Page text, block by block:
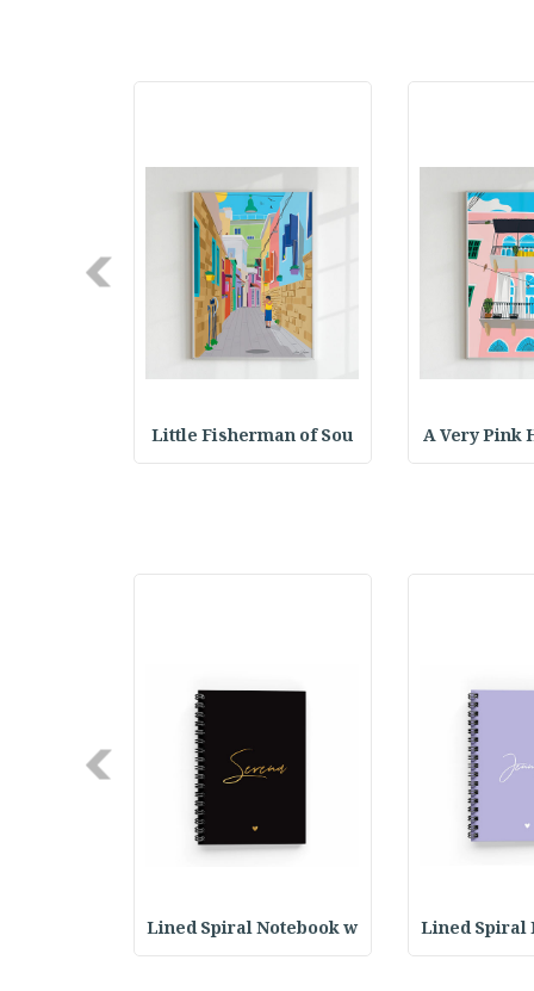
A Very Pink
Little Fisherman of Sou
Next
Lined Spiral
Lined Spiral Notebook w
Next